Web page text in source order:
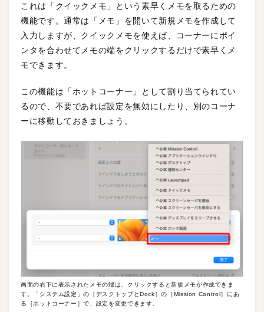
これは「クイックメモ」という素早くメモを取るための
機能です。通常は「メモ」を開いて新規メモを作成して
入力しますが、クイックメモを使えば、コーナーにポイ
ンタを合わせてメモの端をクリックするだけで素早くメ
モできます。
この機能は「ホットコーナー」として割り当てられてい
るので、不要であれば設定を無効にしたり、別のコーナ
ーに移動しておきましょう。
画面の右下に表示されたメモの端は、クリックすると新規メモが作成できま
す。「システム設定」の［デスクトップとDock］の［Mission Control］にあ
る［ホットコーナー］で、設定を変更できます。